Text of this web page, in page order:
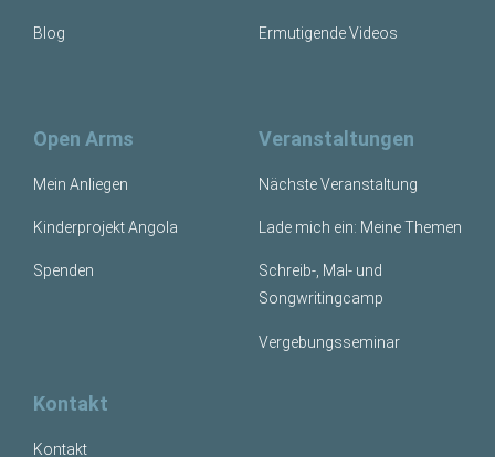
Blog Ermutigende Videos
Open Arms
Mein Anliegen
Kinderprojekt Angola
Spenden
Veranstaltungen
Nächste Veranstaltung
Lade mich ein: Meine Themen
Schreib-, Mal- und
Songwritingcamp
Vergebungsseminar
Kontakt
Kontakt